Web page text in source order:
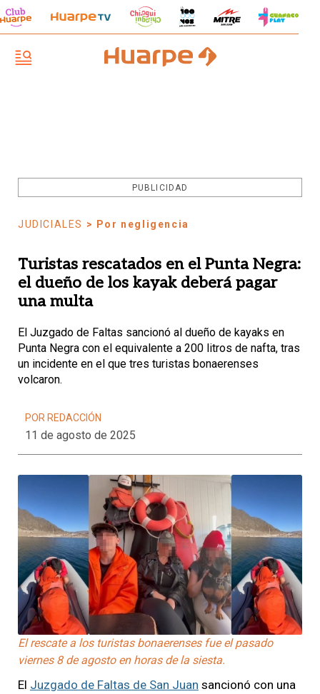
PUBLICIDAD
JUDICIALES > Por negligencia
Turistas rescatados en el Punta Negra:
el dueño de los kayak deberá pagar
una multa
El Juzgado de Faltas sancionó al dueño de kayaks en
Punta Negra con el equivalente a 200 litros de nafta, tras
un incidente en el que tres turistas bonaerenses
volcaron.
POR REDACCIÓN
11 de agosto de 2025
El rescate a los turistas bonaerenses fue el pasado
viernes 8 de agosto en horas de la siesta.
El Juzgado de Faltas de San Juan sancionó con una